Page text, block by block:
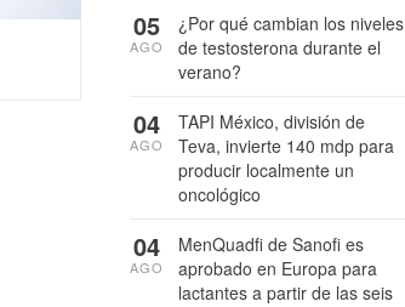
¿Por qué cambian los niveles
de testosterona durante el
verano?
05
AGO
TAPI México, división de
Teva, invierte 140 mdp para
producir localmente un
oncológico
04
AGO
MenQuadfi de Sanofi es
aprobado en Europa para
lactantes a partir de las seis
04
AGO